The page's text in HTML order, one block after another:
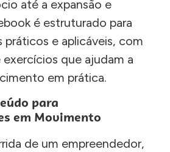
até a expansão e
é estruturado para
e aplicáveis, com
exercícios que ajudam a
em prática.
para
em Movimento
de um empreendedor,